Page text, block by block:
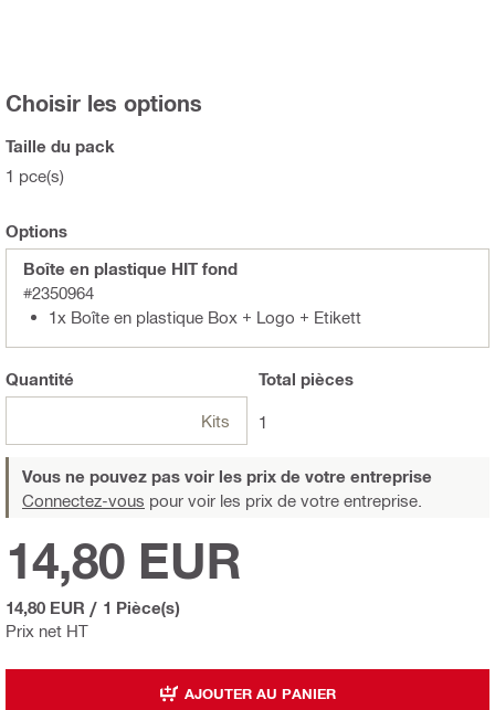
Choisir les options
Taille du pack
1 pce(s)
Options
Boîte en plastique HIT fond
#2350964
1x Boîte en plastique Box + Logo + Etikett
Quantité
Kits
Total pièces
1
Vous ne pouvez pas voir les prix de votre entreprise
Connectez-vous pour voir les prix de votre entreprise.
Prix net HT
14,80 EUR
14,80 EUR / 1 Pièce(s)
AJOUTER AU PANIER